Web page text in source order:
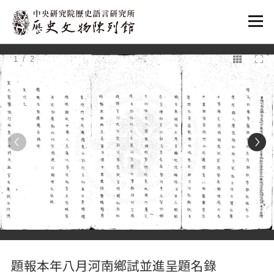
:::
1/ 2
題報本年八月河南鄉試並進呈題名錄